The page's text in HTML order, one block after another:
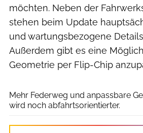
möchten. Neben der
stehen beim Update
und wartungsbezogene
Außerdem gibt es eine
Geometrie per Flip-Chip
Mehr Federweg und anpassbare
wird noch abfahrtsorientierter.